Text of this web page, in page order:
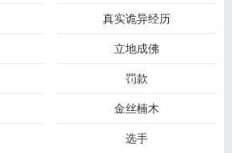
真实诡异经历
立地成佛
罚款
金丝楠木
选手